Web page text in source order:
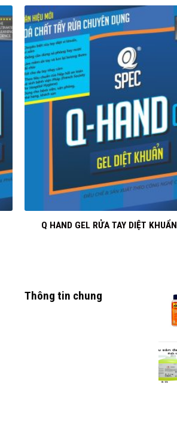
Q HAND GEL RỬA TAY DIỆT KHUẨN
Thông tin chung